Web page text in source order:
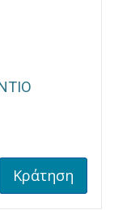
Κράτηση